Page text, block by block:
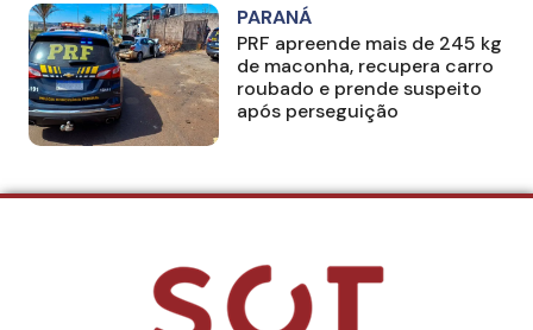
PARANÁ
PRF apreende mais de 245 kg
de maconha, recupera carro
roubado e prende suspeito
após perseguição